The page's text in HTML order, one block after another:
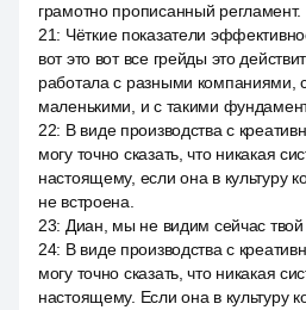
грамотно прописанный регламент.
21: Чёткие показатели
вот это вот все грейды это
работала с разными компаниями,
маленькими, и с такими
22: В виде производства с
могу точно сказать, что никакая
настоящему, если она в культуру
не встроена.
23: Диан, мы не видим сейчас
24: В виде производства с
могу точно сказать, что никакая
настоящему. Если она в культуру